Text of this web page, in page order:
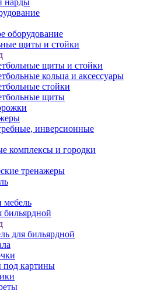
нарды
оборудование
щиты и стойки
щиты и стойки
кольца и аксессуары
стойки
щиты
инверсионные
комплексы и городки
тренажеры
мебель
бильярдной
для бильярдной
под картины